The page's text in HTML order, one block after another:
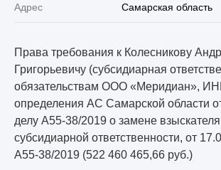
Адрес Самарская область
Права требования к Колесникову
Григорьевичу (субсидиарная
обязательствам ООО «Меридиан»,
определения АС Самарской области
делу А55-38/2019 о замене
субсидиарной ответственности, от
А55-38/2019 (522 460 465,66 руб.)